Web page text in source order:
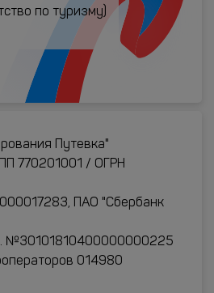
по туризму)
Путевка"
770201001 / ОГРН
ПАО "Сбербанк
№30101810400000000225
014980